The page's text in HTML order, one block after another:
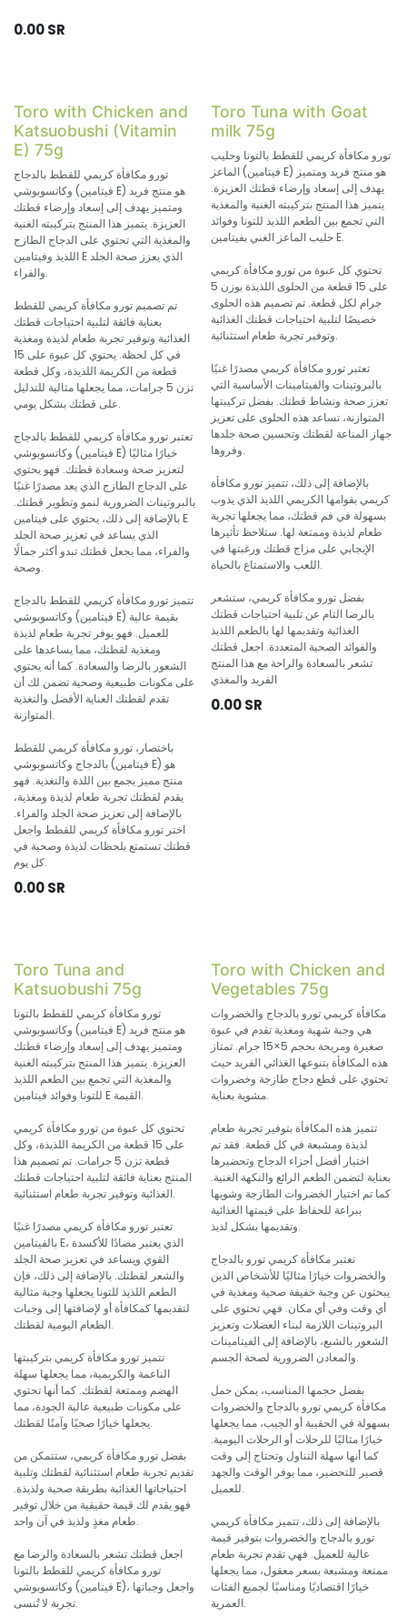
0.00SR
Toro with Chicken and
Katsuobushi (Vitamin
E) 75g
تورو مكافأة كريمي للقطط بالدجاج
وكاتسوبوشي (فيتامين E) هو منتج فريد
ومتميز يهدف إلى إسعاد وإرضاء قطتك
العزيزة. يتميز هذا المنتج بتركيبته الغنية
والمغذية التي تحتوي على الدجاج الطازج
اللذيذ وفيتامين E الذي يعزز صحة الجلد
والفراء.
تم تصميم تورو مكافأة كريمي للقطط
بعناية فائقة لتلبية احتياجات قطتك
الغذائية وتوفير تجربة طعام لذيذة ومغذية
في كل لحظة. يحتوي كل عبوة على 15
قطعة من الكريمة اللذيذة، وكل قطعة
تزن 5 جرامات، مما يجعلها مثالية للتدليل
على قطتك بشكل يومي.
تعتبر تورو مكافأة كريمي للقطط بالدجاج
وكاتسوبوشي (فيتامين E) خيارًا مثاليًا
لتعزيز صحة وسعادة قطتك. فهو يحتوي
على الدجاج الطازج الذي يعد مصدرًا غنيًا
بالبروتينات الضرورية لنمو وتطوير قطتك.
بالإضافة إلى ذلك، يحتوي على فيتامين E
الذي يساعد في تعزيز صحة الجلد
والفراء، مما يجعل قطتك تبدو أكثر جمالًا
وصحة.
تتميز تورو مكافأة كريمي للقطط بالدجاج
وكاتسوبوشي (فيتامين E) بقيمة عالية
للعميل. فهو يوفر تجربة طعام لذيذة
ومغذية لقطتك، مما يساعدها على
الشعور بالرضا والسعادة. كما أنه يحتوي
على مكونات طبيعية وصحية تضمن لك أن
تقدم لقطتك العناية الأفضل والتغذية
المتوازنة.
باختصار، تورو مكافأة كريمي للقطط
بالدجاج وكاتسوبوشي (فيتامين E) هو
منتج مميز يجمع بين اللذة والتغذية. فهو
يقدم لقطتك تجربة طعام لذيذة ومغذية،
بالإضافة إلى تعزيز صحة الجلد والفراء.
اختر تورو مكافأة كريمي للقطط واجعل
قطتك تستمتع بلحظات لذيذة وصحية في
كل يوم.
0.00SR
Toro Tuna with Goat
milk 75g
تورو مكافأة كريمي للقطط بالتونا وحليب
الماعز (فيتامين E) هو منتج فريد ومتميز
يهدف إلى إسعاد وإرضاء قطتك العزيزة.
يتميز هذا المنتج بتركيبته الغنية والمغذية
التي تجمع بين الطعم اللذيذ للتونا وفوائد
حليب الماعز الغني بفيتامين E.
تحتوي كل عبوة من تورو مكافأة كريمي
على 15 قطعة من الحلوى اللذيذة بوزن 5
جرام لكل قطعة. تم تصميم هذه الحلوى
خصيصًا لتلبية احتياجات قطتك الغذائية
وتوفير تجربة طعام استثنائية.
تعتبر تورو مكافأة كريمي مصدرًا غنيًا
بالبروتينات والفيتامينات الأساسية التي
تعزز صحة ونشاط قطتك. بفضل تركيبتها
المتوازنة، تساعد هذه الحلوى على تعزيز
جهاز المناعة لقطتك وتحسين صحة جلدها
وفروها.
بالإضافة إلى ذلك، تتميز تورو مكافأة
كريمي بقوامها الكريمي اللذيذ الذي يذوب
بسهولة في فم قطتك، مما يجعلها تجربة
طعام لذيذة وممتعة لها. ستلاحظ تأثيرها
الإيجابي على مزاج قطتك ورغبتها في
اللعب والاستمتاع بالحياة.
بفضل تورو مكافأة كريمي، ستشعر
بالرضا التام عن تلبية احتياجات قطتك
الغذائية وتقديمها لها بالطعم اللذيذ
والفوائد الصحية المتعددة. اجعل قطتك
تشعر بالسعادة والراحة مع هذا المنتج
الفريد والمغذي
0.00SR
Toro Tuna and
Katsuobushi 75g
تورو مكافأة كريمي للقطط بالتونا
وكاتسوبوشي (فيتامين E) هو منتج فريد
ومتميز يهدف إلى إسعاد وإرضاء قطتك
العزيزة. يتميز هذا المنتج بتركيبته الغنية
والمغذية التي تجمع بين الطعم اللذيذ
للتونا وفوائد فيتامين E القيمة.
تحتوي كل عبوة من تورو مكافأة كريمي
على 15 قطعة من الكريمة اللذيذة، وكل
قطعة تزن 5 جرامات. تم تصميم هذا
المنتج بعناية فائقة لتلبية احتياجات قطتك
الغذائية وتوفير تجربة طعام استثنائية.
تعتبر تورو مكافأة كريمي مصدرًا غنيًا
بالفيتامين E، الذي يعتبر مضادًا للأكسدة
القوي ويساعد في تعزيز صحة الجلد
والشعر لقطتك. بالإضافة إلى ذلك، فإن
الطعم اللذيذ للتونا يجعلها وجبة مثالية
لتقديمها كمكافأة أو لإضافتها إلى وجبات
الطعام اليومية لقطتك.
تتميز تورو مكافأة كريمي بتركيبتها
الناعمة والكريمية، مما يجعلها سهلة
الهضم وممتعة لقطتك. كما أنها تحتوي
على مكونات طبيعية عالية الجودة، مما
يجعلها خيارًا صحيًا وآمنًا لقطتك.
بفضل تورو مكافأة كريمي، ستتمكن من
تقديم تجربة طعام استثنائية لقطتك وتلبية
احتياجاتها الغذائية بطريقة صحية ولذيذة.
فهو يقدم لك قيمة حقيقية من خلال توفير
طعام مغذٍ ولذيذ في آن واحد.
اجعل قطتك تشعر بالسعادة والرضا مع
تورو مكافأة كريمي للقطط بالتونا
وكاتسوبوشي (فيتامين E)، واجعل وجباتها
تجربة لا تُنسى.
Toro with Chicken and
Vegetables 75g
مكافأة كريمي تورو بالدجاج والخضروات
هي وجبة شهية ومغذية تقدم في عبوة
صغيرة ومريحة بحجم 5×15 جرام. تمتاز
هذه المكافأة بتنوعها الغذائي الفريد حيث
تحتوي على قطع دجاج طازجة وخضروات
مشوية بعناية.
تتميز هذه المكافأة بتوفير تجربة طعام
لذيذة ومشبعة في كل قطعة. فقد تم
اختيار أفضل أجزاء الدجاج وتحضيرها
بعناية لتضمن الطعم الرائع والنكهة الغنية.
كما تم اختيار الخضروات الطازجة وشويها
ببراعة للحفاظ على قيمتها الغذائية
وتقديمها بشكل لذيذ.
تعتبر مكافأة كريمي تورو بالدجاج
والخضروات خيارًا مثاليًا للأشخاص الذين
يبحثون عن وجبة خفيفة صحية ومغذية في
أي وقت وفي أي مكان. فهي تحتوي على
البروتينات اللازمة لبناء العضلات وتعزيز
الشعور بالشبع، بالإضافة إلى الفيتامينات
والمعادن الضرورية لصحة الجسم.
بفضل حجمها المناسب، يمكن حمل
مكافأة كريمي تورو بالدجاج والخضروات
بسهولة في الحقيبة أو الجيب، مما يجعلها
خيارًا مثاليًا للرحلات أو الرحلات اليومية.
كما أنها سهلة التناول وتحتاج إلى وقت
قصير للتحضير، مما يوفر الوقت والجهد
للعميل.
بالإضافة إلى ذلك، تتميز مكافأة كريمي
تورو بالدجاج والخضروات بتوفير قيمة
عالية للعميل. فهي تقدم تجربة طعام
ممتعة ومشبعة بسعر معقول، مما يجعلها
خيارًا اقتصاديًا ومناسبًا لجميع الفئات
العمرية.